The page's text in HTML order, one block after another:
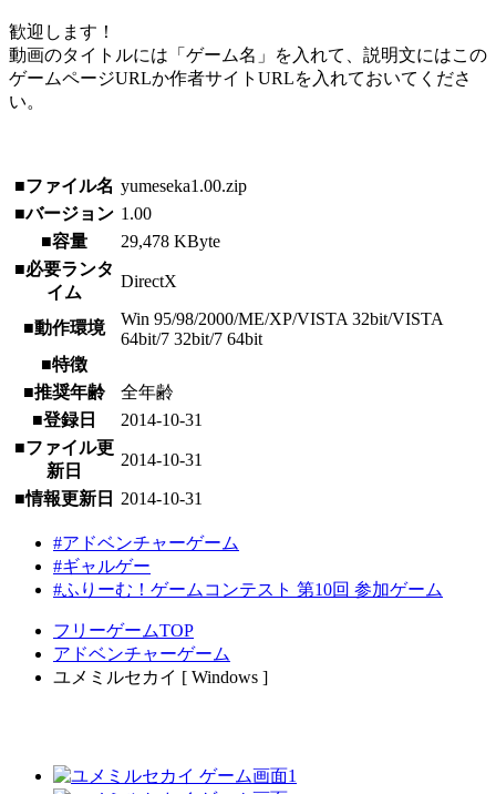
歓迎します！
動画のタイトルには「ゲーム名」を入れて、説明文にはこの
ゲームページURLか作者サイトURLを入れておいてくださ
い。
■ファイル名 yumeseka1.00.zip
■バージョン 1.00
■容量
29,478 KByte
■必要ランタ
イム
DirectX
■動作環境
Win 95/98/2000/ME/XP/VISTA 32bit/VISTA
64bit/7 32bit/7 64bit
■特徴
■推奨年齢
全年齢
■登録日
2014-10-31
■ファイル更
新日
2014-10-31
■情報更新日 2014-10-31
#アドベンチャーゲーム
#ギャルゲー
#ふりーむ！ゲームコンテスト 第10回 参加ゲーム
フリーゲームTOP
アドベンチャーゲーム
ユメミルセカイ [ Windows ]